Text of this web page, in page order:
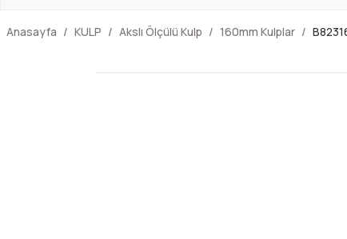
Anasayfa KULP Akslı Ölçülü Kulp 160mm Kulplar